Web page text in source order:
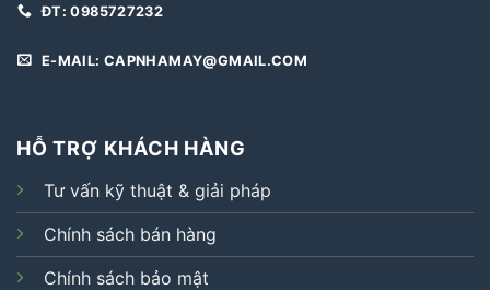
ĐT: 0985727232
E-MAIL: CAPNHAMAY@GMAIL.COM
HỖ TRỢ KHÁCH HÀNG
Tư vấn kỹ thuật & giải pháp
Chính sách bán hàng
Chính sách bảo mật